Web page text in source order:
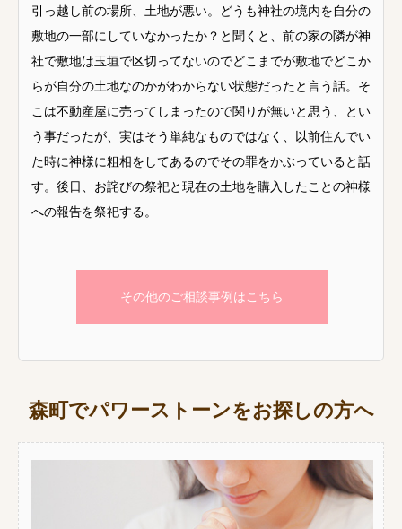
引っ越し前の場所、土地が悪い。どうも神社の境内を自分の
敷地の一部にしていなかったか？と聞くと、前の家の隣が神
社で敷地は玉垣で区切ってないのでどこまでが敷地でどこか
らが自分の土地なのかがわからない状態だったと言う話。そ
こは不動産屋に売ってしまったので関りが無いと思う、とい
う事だったが、実はそう単純なものではなく、以前住んでい
た時に神様に粗相をしてあるのでその罪をかぶっていると話
す。後日、お詫びの祭祀と現在の土地を購入したことの神様
への報告を祭祀する。
その他のご相談事例はこちら
森町でパワーストーンをお探しの方へ